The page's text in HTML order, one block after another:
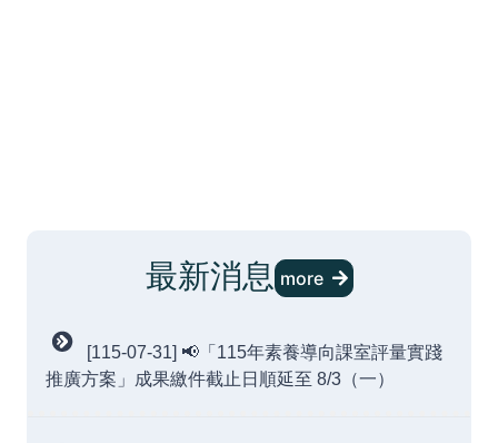
最新消息 more
[115-07-31] 📢「115年素養導向課室評量實踐
推廣方案」成果繳件截止日順延至 8/3（一）